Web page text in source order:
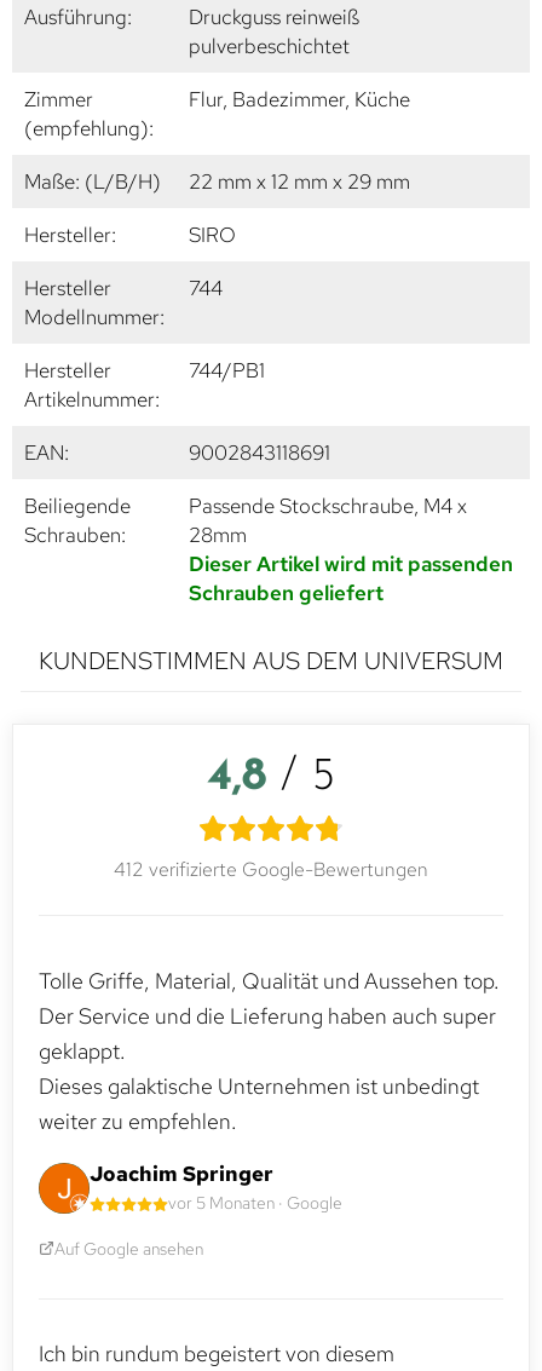
Ausführung:
Druckguss reinweiß
pulverbeschichtet
Zimmer
(empfehlung):
Flur, Badezimmer, Küche
Maße: (L/B/H)
22 mm x 12 mm x 29 mm
Hersteller:
SIRO
Hersteller
Modellnummer:
744
Hersteller
Artikelnummer:
744/PB1
EAN:
9002843118691
Beiliegende
Schrauben:
Passende Stockschraube, M4 x
28mm
Dieser Artikel wird mit passenden
Schrauben geliefert
KUNDENSTIMMEN AUS DEM UNIVERSUM
4,8 / 5
412 verifizierte Google-Bewertungen
Tolle Griffe, Material, Qualität und Aussehen top.
Der Service und die Lieferung haben auch super
geklappt.
Dieses galaktische Unternehmen ist unbedingt
weiter zu empfehlen.
Joachim Springer
vor 5 Monaten · Google
Auf Google ansehen
Ich bin rundum begeistert von diesem